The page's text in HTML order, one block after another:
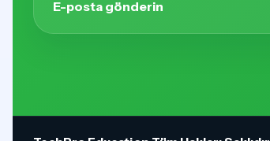
E-posta gönderin